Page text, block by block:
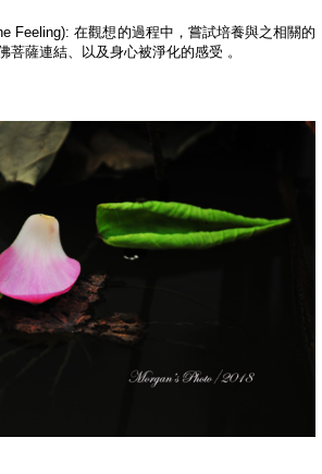
Feeling):在觀想的過程中，嘗試培養與之相關的
菩薩連結、以及身心被淨化的感受 。